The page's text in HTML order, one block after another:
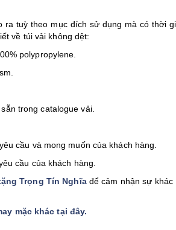
ra tuỳ theo mục đích sử dụng mà có thời
về túi vải không dệt:
polypropylene.
trong catalogue vải.
cầu và mong muốn của khách hàng.
cầu của khách hàng.
Trọng Tín Nghĩađể cảm nhận sự khác
mặc khác tại đây.